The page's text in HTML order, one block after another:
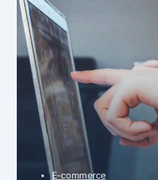
E-commerce